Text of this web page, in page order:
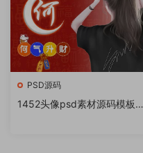
PSD源码
1452头像psd素材源码模板源